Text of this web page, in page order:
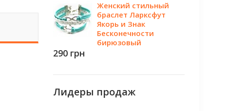
Женский стильный
браслет Ларксфут
Якорь и Знак
Бесконечности
бирюзовый
290 грн
Лидеры продаж